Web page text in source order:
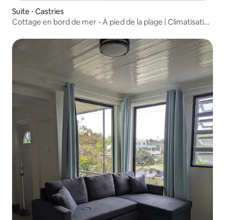
Suite ⋅ Castries
Cottage en bord de mer - À pied de la plage | Climatisation